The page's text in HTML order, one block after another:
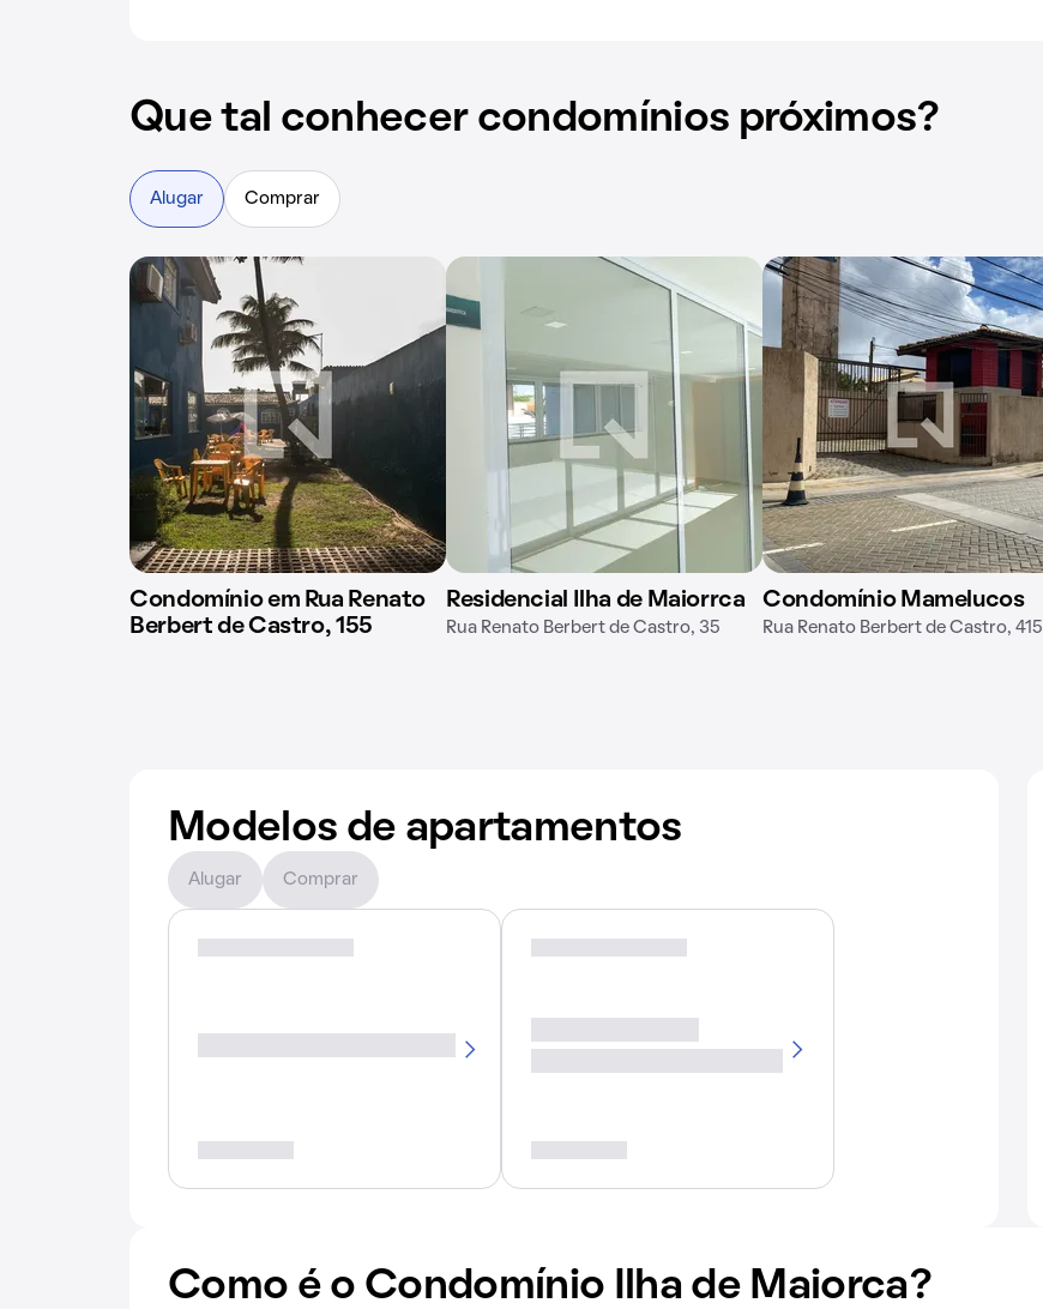
Que tal conhecer condomínios próximos?
Alugar Comprar
Condomínio em Rua Renato
Berbert de Castro, 155
Residencial Ilha de Maiorrca
Rua Renato Berbert de Castro, 35
Condomínio Mamelucos
Rua Renato Berbert de Castro, 415
Modelos de apartamentos
Alugar Comprar
Como é o Condomínio Ilha de Maiorca?